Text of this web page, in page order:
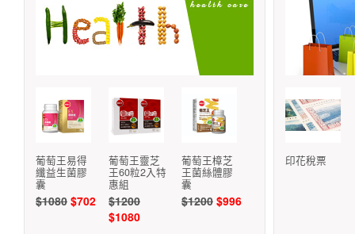
葡萄王易得
纖益生菌膠
囊
$1080 $702
葡萄王靈芝
王60粒2入特
惠組
$1200
$1080
葡萄王樟芝
王菌絲體膠
囊
$1200 $996
印花稅票